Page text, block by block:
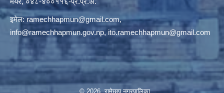
इमेल:ramechhapmun@gmail.com,
info@ramechhapmun.gov.np,ito.ramechhapmun@gmail.com
© 2026 रामेछाप नगरपालिका